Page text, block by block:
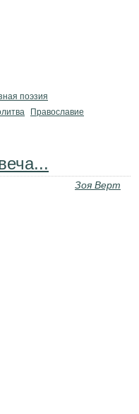
поэзия
Православие
Зоя Верт